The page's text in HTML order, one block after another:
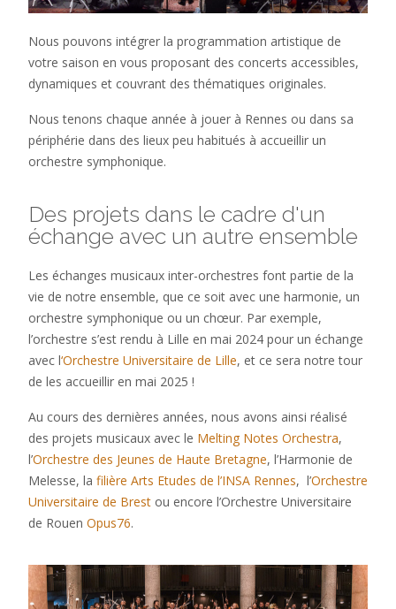
Nous pouvons intégrer la programmation artistique de
votre saison en vous proposant des concerts accessibles,
dynamiques et couvrant des thématiques originales.
Nous tenons chaque année à jouer à Rennes ou dans sa
périphérie dans des lieux peu habitués à accueillir un
orchestre symphonique.
Des projets dans le cadre d'un
échange avec un autre ensemble
Les échanges musicaux inter-orchestres font partie de la
vie de notre ensemble, que ce soit avec une harmonie, un
orchestre symphonique ou un chœur. Par exemple,
l’orchestre s’est rendu à Lille en mai 2024 pour un échange
avec l‘Orchestre Universitaire de Lille, et ce sera notre tour
de les accueillir en mai 2025 !
Au cours des dernières années, nous avons ainsi réalisé
des projets musicaux avec le Melting Notes Orchestra,
l’Orchestre des Jeunes de Haute Bretagne, l’Harmonie de
Melesse, la filière Arts Etudes de l’INSA Rennes, l’Orchestre
Universitaire de Brest ou encore l’Orchestre Universitaire
de Rouen Opus76.